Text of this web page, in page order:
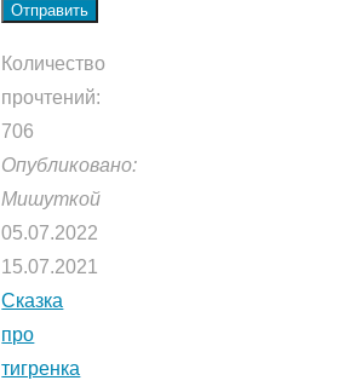
Отправить
Количество
прочтений:
706
Опубликовано:
Мишуткой
05.07.2022
15.07.2021
Сказка
про
тигренка